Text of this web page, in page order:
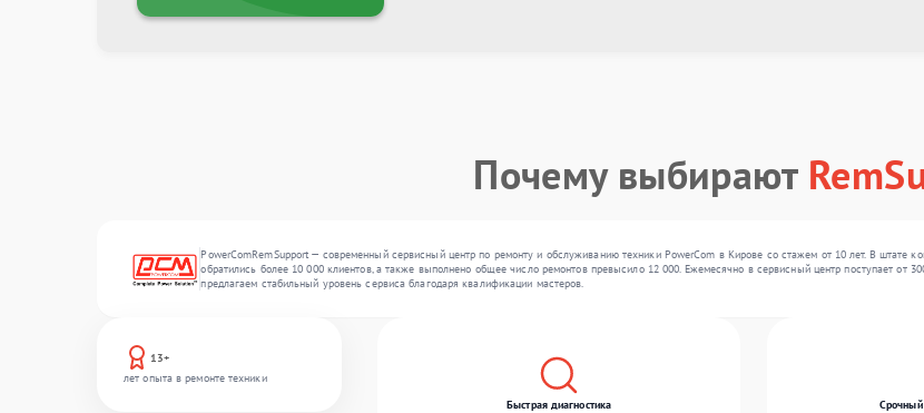
Почему выбирают
PowerComRemSupport — современный сервисный центр по ремонту и обслуживанию техники PowerCom в Кирове со стажем от 10 лет. В
обратились более 10 000 клиентов, а также выполнено общее число ремонтов превысило 12 000. Ежемесячно в сервисный центр поступает от
предлагаем стабильный уровень сервиса благодаря квалификации мастеров.
13+
лет опыта в ремонте техники
Быстрая диагностика